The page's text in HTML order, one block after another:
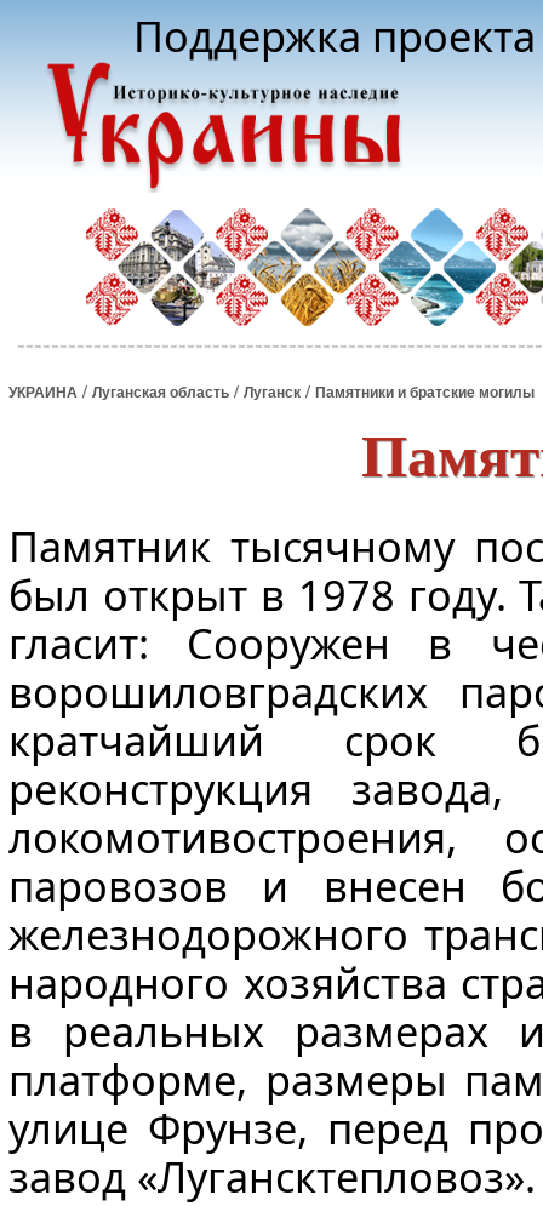
Поддержка
УКРАИНА / Луганская область / Луганск / Памятники и братские могилы
Памятник тысячному
был открыт в 1978 году.
гласит: Сооружен в
ворошиловградских
кратчайший срок
реконструкция
паровозов и внесен
железнодорожного
народного хозяйства
в реальных размерах
платформе, размеры
улице Фрунзе, перед
завод «Лугансктепловоз».